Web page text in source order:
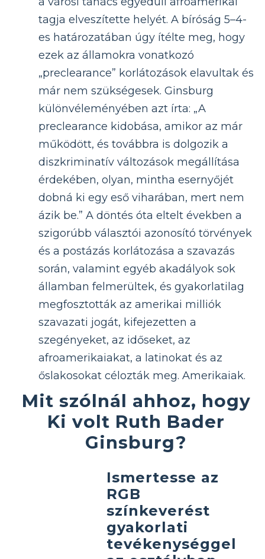
tagja elveszítette helyét. A bíróság 5–4-
es határozatában úgy ítélte meg, hogy
ezek az államokra vonatkozó
„preclearance” korlátozások elavultak és
már nem szükségesek. Ginsburg
különvéleményében azt írta: „A
preclearance kidobása, amikor az már
működött, és továbbra is dolgozik a
diszkriminatív változások megállítása
érdekében, olyan, mintha esernyőjét
dobná ki egy eső viharában, mert nem
ázik be.” A döntés óta eltelt években a
szigorúbb választói azonosító törvények
és a postázás korlátozása a szavazás
során, valamint egyéb akadályok sok
államban felmerültek, és gyakorlatilag
megfosztották az amerikai milliók
szavazati jogát, kifejezetten a
szegényeket, az időseket, az
afroamerikaiakat, a latinokat és az
őslakosokat célozták meg. Amerikaiak.
Mit szólnál ahhoz, hogy
Ki volt Ruth Bader
Ginsburg?
Ismertesse az
RGB
színkeverést
gyakorlati
tevékenységgel